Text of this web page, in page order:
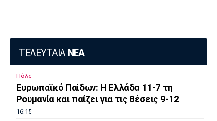
ΤΕΛΕΥΤΑΙΑ ΝΕΑ
Πόλο
Ευρωπαϊκό Παίδων: Η Ελλάδα 11-7 τη
Ρουμανία και παίζει για τις θέσεις 9-12
16:15